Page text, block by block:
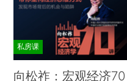
私房课
向松祚：宏观经济70